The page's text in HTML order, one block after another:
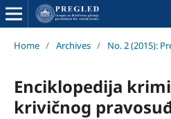
Home / Archives / No. 2 (2015):
Enciklopedija
krivičnog